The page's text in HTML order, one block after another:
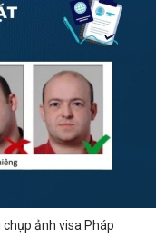
ảnh visa Pháp